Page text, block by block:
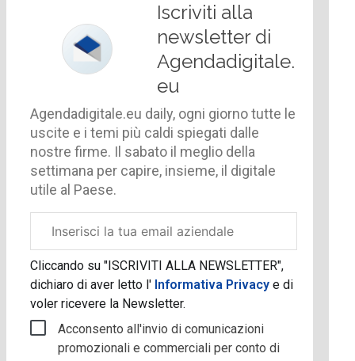
Iscriviti alla
newsletter di
Agendadigitale.
eu
Agendadigitale.eu daily, ogni giorno tutte le
uscite e i temi più caldi spiegati dalle
nostre firme. Il sabato il meglio della
settimana per capire, insieme, il digitale
utile al Paese.
aziendale
Cliccando su "ISCRIVITI ALLA NEWSLETTER",
dichiaro di aver letto l' Informativa Privacye di
voler ricevere la Newsletter.
Acconsento all'invio di comunicazioni
promozionali e commerciali per conto di